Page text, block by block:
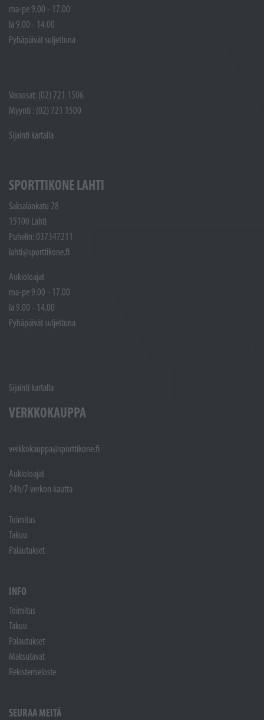
ma-pe 9.00 - 17.00
la 9.00 - 14.00
Pyhäpäivät suljettuna
Varaosat: (02) 721 1506
Myynti : (02) 721 1500
Sijainti kartalla
SPORTTIKONE LAHTI
Saksalankatu 28
15100 Lahti
Puhelin: 037347211
lahti@sporttikone.fi
Aukioloajat
ma-pe 9.00 - 17.00
la 9.00 - 14.00
Pyhäpäivät suljettuna
Sijainti kartalla
VERKKOKAUPPA
verkkokauppa@sporttikone.fi
Aukioloajat
24h/7 verkon kautta
Toimitus
Takuu
Palautukset
INFO
Toimitus
Takuu
Palautukset
Maksutavat
Rekisteriseloste
SEURAA MEITÄ